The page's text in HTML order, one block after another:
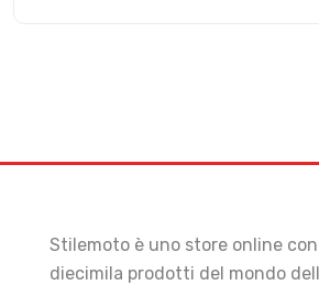
Stilemoto è uno store online
diecimila prodotti del mondo